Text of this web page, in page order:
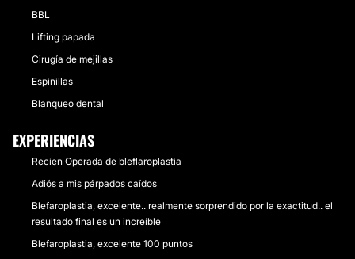
BBL
Lifting papada
Cirugía de mejillas
Espinillas
Blanqueo dental
EXPERIENCIAS
Recien Operada de bleflaroplastia
Adiós a mis párpados caídos
Blefaroplastia, excelente.. realmente sorprendido por la exactitud.. el
resultado final es un increíble
Blefaroplastia, excelente 100 puntos